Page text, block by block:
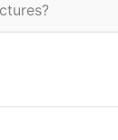
?Can you see the difference between these two pictures